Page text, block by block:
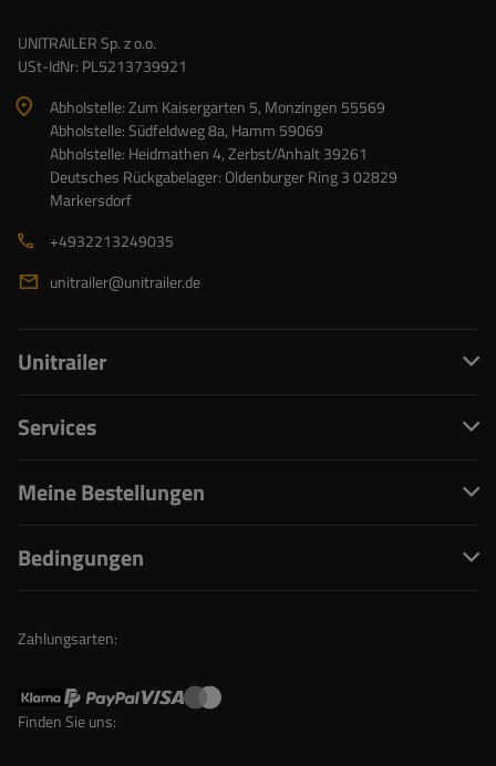
UNITRAILER Sp. z o.o.
USt-IdNr: PL5213739921
Abholstelle: Zum Kaisergarten 5, Monzingen 55569
Abholstelle: Südfeldweg 8a, Hamm 59069
Abholstelle: Heidmathen 4, Zerbst/Anhalt 39261
Deutsches Rückgabelager: Oldenburger Ring 3 02829
Markersdorf
+4932213249035
unitrailer@unitrailer.de
Unitrailer
Services
Meine Bestellungen
Bedingungen
Zahlungsarten:
Finden Sie uns: